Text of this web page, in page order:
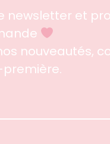
Promo !
newsletter et
nouveautés,